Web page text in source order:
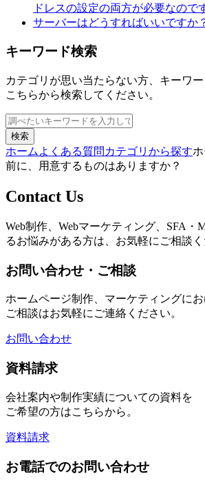
ドレスの設定の両方が必要なので
サーバーはどうすればいいですか
キーワード検索
カテゴリが思い当たらない方、キーワ
こちらから検索してください。
検索
ホーム よくある質問 カテゴリから探す
前に、用意するものはありますか？
Contact Us
Web制作、Webマーケティング、SFA・
るお悩みがある方は、お気軽にご相談く
お問い合わせ・ご相談
ホームページ制作、マーケティングにお
ご相談はお気軽にご連絡ください。
お問い合わせ
資料請求
会社案内や制作実績についての資料を
ご希望の方はこちらから。
資料請求
お電話でのお問い合わせ